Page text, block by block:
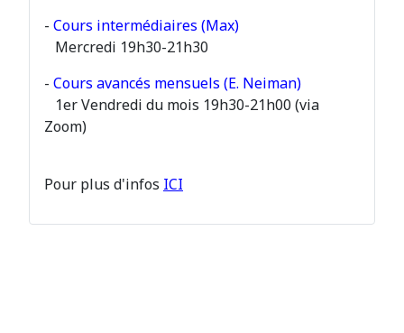
- Cours intermédiaires (Max)
Mercredi 19h30-21h30
- Cours avancés mensuels (E. Neiman)
1er Vendredi du mois 19h30-21h00 (via
Zoom)
Pour plus d'infos ICI